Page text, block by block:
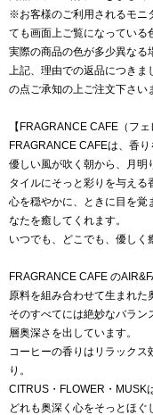
※お客様のご利用されるモニ
ても画面上ご覧になっている
実際の商品の色が多少異なる
上記、理由での返品につき
の点ご承知の上ご注文下さい
【FRAGRANCE CAFE（フ
FRAGRANCE CAFEは、香り
優しい風が吹く朝から、月明
タイルにそっと彩りを与える
心を穏やかに、ときに目を覚
なたを癒してくれます。
いつでも、どこでも、優しく
FRAGRANCE CAFE の
原料を組み合わせて生まれた
そのすべてには絶妙なバラ
層奥深さを出しています。
コーヒーの香りはリラック
り。
CITRUS・FLOWER・MUSK
どれも奥深く心をそっとほ